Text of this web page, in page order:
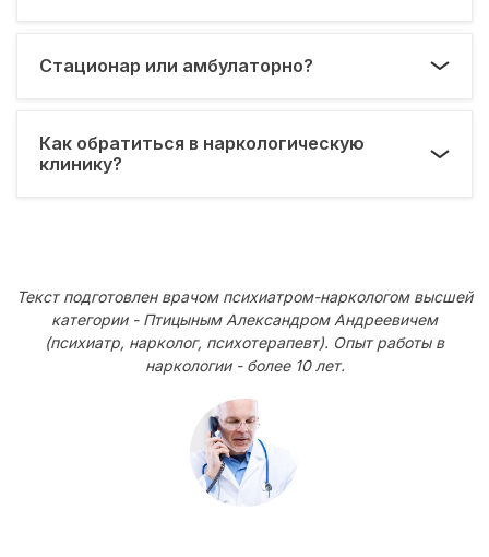
Стационар или амбулаторно?
Как обратиться в наркологическую
клинику?
Текст подготовлен врачом психиатром-наркологом высшей
категории - Птицыным Александром Андреевичем
(психиатр, нарколог, психотерапевт). Опыт работы в
наркологии - более 10 лет.